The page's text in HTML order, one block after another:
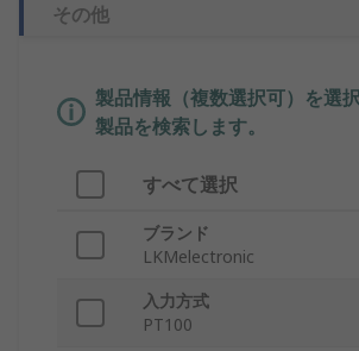
その他
製品情報（複数選択可）を選
製品を検索します。
すべて選択
ブランド
LKMelectronic
入力方式
PT100